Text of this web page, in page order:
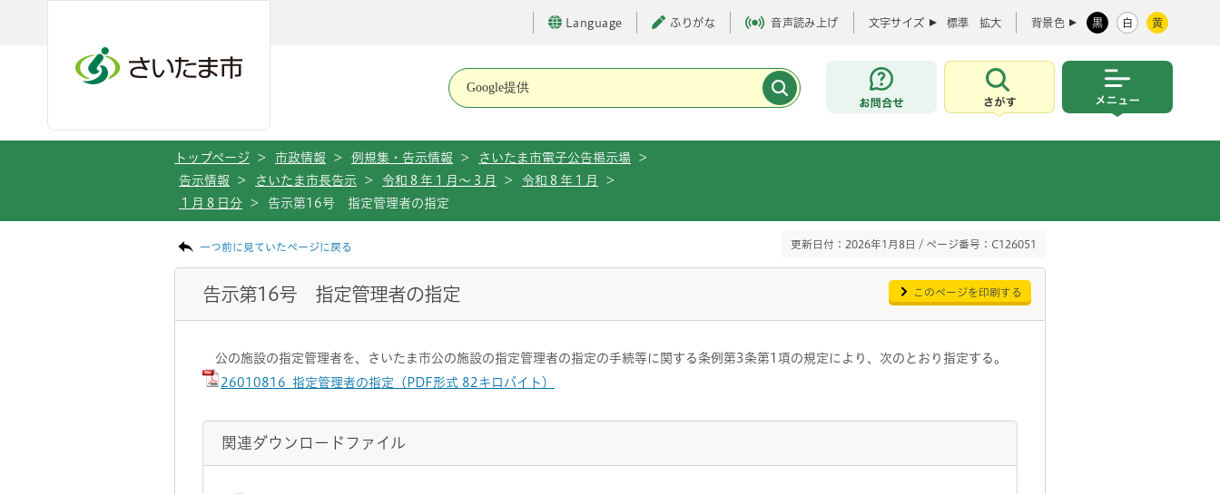
Language ふりがな 音声読み上げ 文字サイズ 標準 拡大 背景色 黒 白 黄
お問合せ
さがす
トップページ > 市政情報 > 例規集・告示情報 > さいたま市電子公告掲示場
>
告示情報
> さいたま市長告示 > 令和８年１月～３月 > 令和８年１月
>
１月８日分
> 告示第16号 指定管理者の指定
一つ前に見ていたページに戻る 更新日付：2026年1月8日 / ページ番号：C126051
告示第16号 指定管理者の指定 このページを印刷する
公の施設の指定管理者を、さいたま市公の施設の指定管理者の指定の手続等に関する条例第3条第1項の規定により、次のとおり指定する。
26010816_指定管理者の指定（PDF形式 82キロバイト）
関連ダウンロードファイル